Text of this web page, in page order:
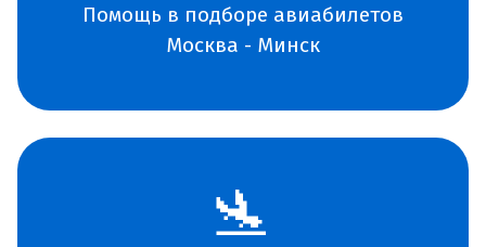
Помощь в подборе авиабилетов
Москва - Минск
🛬